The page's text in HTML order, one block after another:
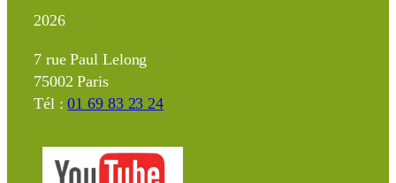
2026
7 rue Paul Lelong
75002 Paris
Tél :01 69 83 23 24